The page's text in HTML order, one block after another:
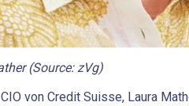
(Source: zVg)
von Credit Suisse, Laura